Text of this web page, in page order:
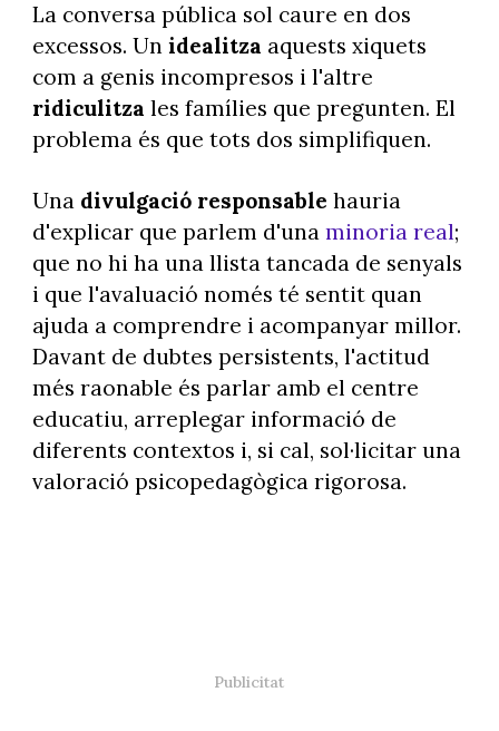
La conversa pública sol caure en dos
excessos. Un idealitza aquests xiquets
com a genis incompresos i l'altre
ridiculitza les famílies que pregunten. El
problema és que tots dos simplifiquen.
Una divulgació responsable hauria
d'explicar que parlem d'una minoria real;
que no hi ha una llista tancada de senyals
i que l'avaluació només té sentit quan
ajuda a comprendre i acompanyar millor.
Davant de dubtes persistents, l'actitud
més raonable és parlar amb el centre
educatiu, arreplegar informació de
diferents contextos i, si cal, sol·licitar una
valoració psicopedagògica rigorosa.